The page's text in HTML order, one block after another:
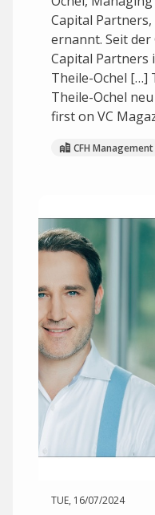
Capital
ernannt. Seit
Capital Partners
Theile-Ochel […]
Theile-Ochel
first on VC
CFH Management
TUE, 16/07/2024